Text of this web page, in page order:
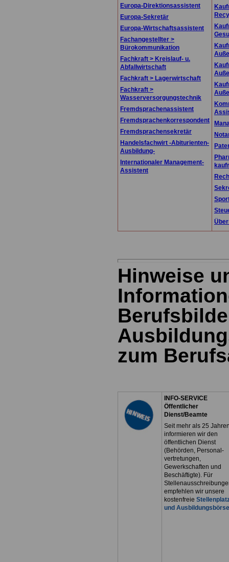
Europa-Direktionsassistent
Europa-Sekretär
Europa-Wirtschaftsassistent
Fachangestellter >
Bürokommunikation
Fachkraft > Kreislauf- u.
Abfallwirtschaft
Fachkraft > Lagerwirtschaft
Fachkraft >
Wasserversorgungstechnik
Fremdsprachenassistent
Fremdsprachenkorrespondent
Fremdsprachensekretär
Handelsfachwirt -Abiturienten-
Ausbildung-
Internationaler Management-
Assistent
Hinweise
zum
INFO-SERVICE
Öffentlicher
Dienst/Beamte
Seit mehr als 25
informieren wir den
öffentlichen Dienst
(Behörden, Personal-
vertretungen,
Gewerkschaften und
Beschäftigte). Für
empfehlen wir unsere
kostenfreie
und Ausbildungsbörse